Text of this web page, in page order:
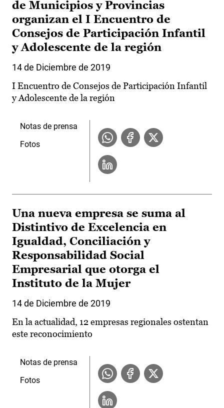
de Municipios y Provincias
organizan el I Encuentro de
Consejos de Participación Infantil
y Adolescente de la región
14 de Diciembre de 2019
I Encuentro de Consejos de Participación Infantil
y Adolescente de la región
Notas de prensa
Fotos
Una nueva empresa se suma al
Distintivo de Excelencia en
Igualdad, Conciliación y
Responsabilidad Social
Empresarial que otorga el
Instituto de la Mujer
14 de Diciembre de 2019
En la actualidad, 12 empresas regionales ostentan
este reconocimiento
Notas de prensa
Fotos